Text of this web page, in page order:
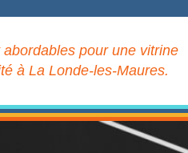
pour une vitrine
à La Londe-les-Maures.